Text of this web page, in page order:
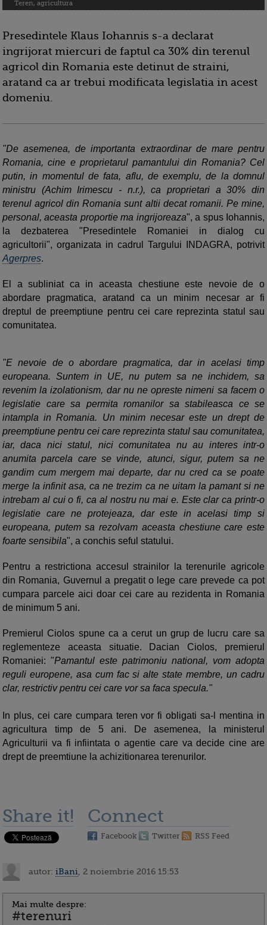
Teren, agricultura
Presedintele Klaus Iohannis s-a declarat
ingrijorat miercuri de faptul ca 30% din terenul
agricol din Romania este detinut de straini,
aratand ca ar trebui modificata legislatia in acest
domeniu.
"De asemenea, de importanta extraordinar de mare pentru
Romania, cine e proprietarul pamantului din Romania? Cel
putin, in momentul de fata, aflu, de exemplu, de la domnul
ministru (Achim Irimescu - n.r.), ca proprietari a 30% din
terenul agricol din Romania sunt altii decat romanii. Pe mine,
personal, aceasta proportie ma ingrijoreaza", a spus Iohannis,
la dezbaterea "Presedintele Romaniei in dialog cu
agricultorii", organizata in cadrul Targului INDAGRA, potrivit
Agerpres.
El a subliniat ca in aceasta chestiune este nevoie de o
abordare pragmatica, aratand ca un minim necesar ar fi
dreptul de preemptiune pentru cei care reprezinta statul sau
comunitatea.
"E nevoie de o abordare pragmatica, dar in acelasi timp
europeana. Suntem in UE, nu putem sa ne inchidem, sa
revenim la izolationism, dar nu ne opreste nimeni sa facem o
legislatie care sa permita romanilor sa stabileasca ce se
intampla in Romania. Un minim necesar este un drept de
preemptiune pentru cei care reprezinta statul sau comunitatea,
iar, daca nici statul, nici comunitatea nu au interes intr-o
anumita parcela care se vinde, atunci, sigur, putem sa ne
gandim cum mergem mai departe, dar nu cred ca se poate
merge la infinit asa, ca ne trezim ca ne uitam la pamant si ne
intrebam al cui o fi, ca al nostru nu mai e. Este clar ca printr-o
legislatie care ne protejeaza, dar este in acelasi timp si
europeana, putem sa rezolvam aceasta chestiune care este
foarte sensibila", a conchis seful statului.
Pentru a restrictiona accesul strainilor la terenurile agricole
din Romania, Guvernul a pregatit o lege care prevede ca pot
cumpara parcele aici doar cei care au rezidenta in Romania
de minimum 5 ani.
Premierul Ciolos spune ca a cerut un grup de lucru care sa
reglementeze aceasta situatie. Dacian Ciolos, premierul
Romaniei: "Pamantul este patrimoniu national, vom adopta
reguli europene, asa cum fac si alte state membre, un cadru
clar, restrictiv pentru cei care vor sa faca specula."
In plus, cei care cumpara teren vor fi obligati sa-l mentina in
agricultura timp de 5 ani. De asemenea, la ministerul
Agriculturii va fi infiintata o agentie care va decide cine are
drept de preemtiune la achizitionarea terenurilor.
Share it! Connect
Facebook Twitter RSS Feed
autor: iBani , 2 noiembrie 2016 15:53
Mai multe despre:
#terenuri